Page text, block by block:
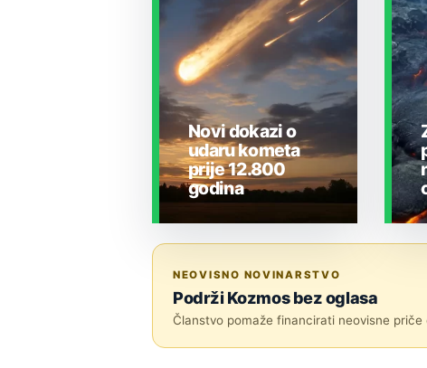
Novi dokazi o
udaru kometa
prije 12.800
godina
NEOVISNO NOVINARSTVO
Podrži Kozmos bez oglasa
Članstvo pomaže financirati neovisne